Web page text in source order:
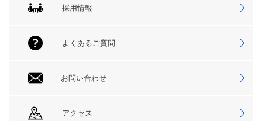
採用情報
よくあるご質問
お問い合わせ
アクセス